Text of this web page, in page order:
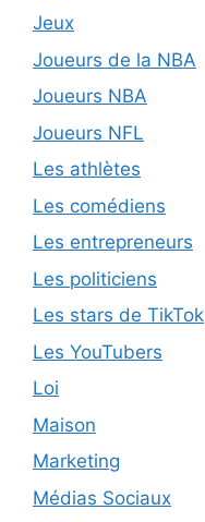
Jeux
Joueurs de la NBA
Joueurs NBA
Joueurs NFL
Les athlètes
Les comédiens
Les entrepreneurs
Les politiciens
Les stars de TikTok
Les YouTubers
Loi
Maison
Marketing
Médias Sociaux